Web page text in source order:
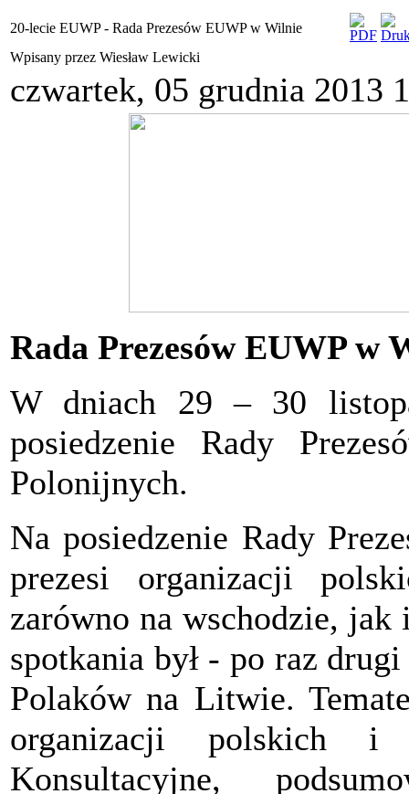
20-lecie EUWP - Rada Prezesów EUWP w Wilnie
Wpisany przez Wiesław Lewicki
czwartek, 05 grudnia 2013
Rada Prezesów EUWP w
W dniach 29 – 30
posiedzenie Rady
Polonijnych.
Na posiedzenie Rady
prezesi organizacji
zarówno na wschodzie, jak
spotkania był - po raz
Polaków na Litwie.
organizacji polskich
Konsultacyjne,